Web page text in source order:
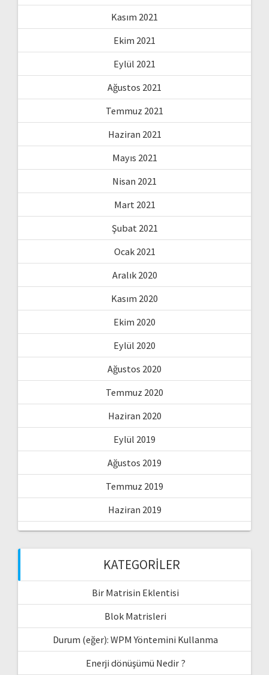
Kasım 2021
Ekim 2021
Eylül 2021
Ağustos 2021
Temmuz 2021
Haziran 2021
Mayıs 2021
Nisan 2021
Mart 2021
Şubat 2021
Ocak 2021
Aralık 2020
Kasım 2020
Ekim 2020
Eylül 2020
Ağustos 2020
Temmuz 2020
Haziran 2020
Eylül 2019
Ağustos 2019
Temmuz 2019
Haziran 2019
KATEGORILER
Bir Matrisin Eklentisi
Blok Matrisleri
Durum (eğer): WPM Yöntemini Kullanma
Enerji dönüşümü Nedir ?